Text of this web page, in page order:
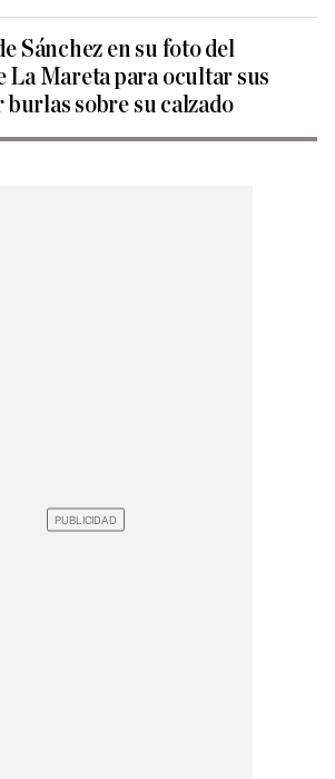
Sánchez en su foto del
La Mareta para ocultar sus
burlas sobre su calzado